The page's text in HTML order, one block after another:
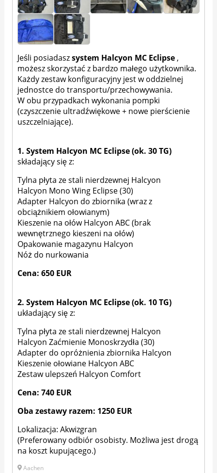
Jeśli posiadaszsystem Halcyon MC Eclipse ,
możesz skorzystać z bardzo małego użytkownika.
Każdy zestaw konfiguracyjny jest w oddzielnej
jednostce do transportu/przechowywania.
W obu przypadkach wykonania pompki
(czyszczenie ultradźwiękowe + nowe pierścienie
uszczelniające).
1. System Halcyon MC Eclipse (ok. 30 TG)
składający się z:
Tylna płyta ze stali nierdzewnej Halcyon
Halcyon Mono Wing Eclipse (30)
Adapter Halcyon do zbiornika (wraz z
obciążnikiem ołowianym)
Kieszenie na ołów Halcyon ABC (brak
wewnętrznego kieszeni na ołów)
Opakowanie magazynu Halcyon
Nóż do nurkowania
Cena: 650 EUR
2. System Halcyon MC Eclipse (ok. 10 TG)
układający się z:
Tylna płyta ze stali nierdzewnej Halcyon
Halcyon Zaćmienie Monoskrzydła (30)
Adapter do opróżnienia zbiornika Halcyon
Kieszenie ołowiane Halcyon ABC
Zestaw ulepszeń Halcyon Comfort
Cena: 740 EUR
Oba zestawy razem: 1250 EUR
Lokalizacja: Akwizgran
(Preferowany odbiór osobisty. Możliwa jest drogą
na koszt kupującego.)
Aachen